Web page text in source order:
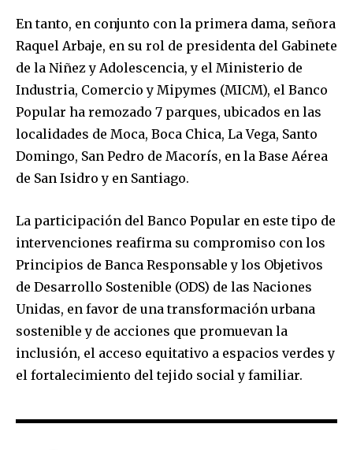
En tanto, en conjunto con la primera dama, señora
Raquel Arbaje, en su rol de presidenta del Gabinete
de la Niñez y Adolescencia, y el Ministerio de
Industria, Comercio y Mipymes (MICM), el Banco
Popular ha remozado 7 parques, ubicados en las
localidades de Moca, Boca Chica, La Vega, Santo
Domingo, San Pedro de Macorís, en la Base Aérea
de San Isidro y en Santiago.
La participación del Banco Popular en este tipo de
intervenciones reafirma su compromiso con los
Principios de Banca Responsable y los Objetivos
de Desarrollo Sostenible (ODS) de las Naciones
Unidas, en favor de una transformación urbana
sostenible y de acciones que promuevan la
inclusión, el acceso equitativo a espacios verdes y
el fortalecimiento del tejido social y familiar.